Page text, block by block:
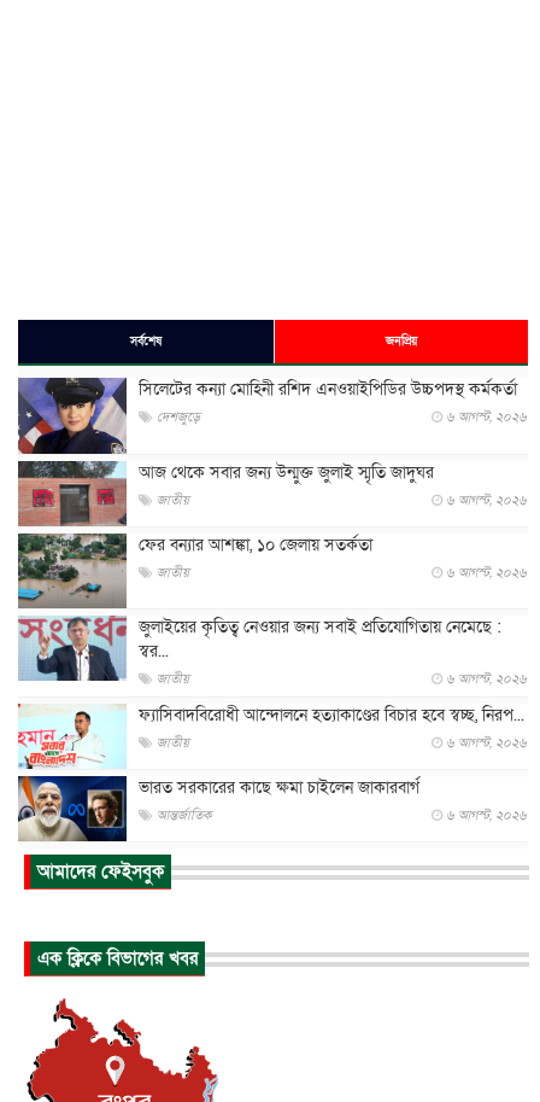
সর্বশেষ জনপ্রিয়
সিলেটের কন্যা মোহিনী রশিদ এনওয়াইপিডির উচ্চপদস্থ কর্মকর্তা
দেশজুড়ে ৬ আগস্ট, ২০২৬
আজ থেকে সবার জন্য উন্মুক্ত জুলাই স্মৃতি জাদুঘর
জাতীয় ৬ আগস্ট, ২০২৬
ফের বন্যার আশঙ্কা, ১০ জেলায় সতর্কতা
জাতীয় ৬ আগস্ট, ২০২৬
জুলাইয়ের কৃতিত্ব নেওয়ার জন্য সবাই প্রতিযোগিতায় নেমেছে :
স্বর...
জাতীয় ৬ আগস্ট, ২০২৬
ফ্যাসিবাদবিরোধী আন্দোলনে হত্যাকাণ্ডের বিচার হবে স্বচ্ছ, নিরপ...
জাতীয় ৬ আগস্ট, ২০২৬
ভারত সরকারের কাছে ক্ষমা চাইলেন জাকারবার্গ
আন্তর্জাতিক ৬ আগস্ট, ২০২৬
আকাশে ট্রাম্পের হেলিকপ্টার ও যাত্রীবাহী বিমান মুখোমুখি, তদন্...
আন্তর্জাতিক
আন্তর্জাতিক ৬ আগস্ট, ২০২৬
টি-টোয়েন্টি ইতিহাসের সর্বোচ্চ রানের মালিক এখন জস বাটলার
আমাদের ফেইসবুক
এক ক্লিকে বিভাগের খবর